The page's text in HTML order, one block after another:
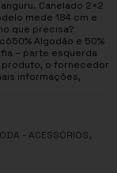
Canelado 2×2
mede 184 cm e
que precisa?
Algodão e 50%
– parte esquerda
informações,
- ACESSÓRIOS,